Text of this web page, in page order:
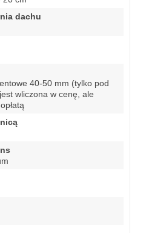
dachu
40-50 mm (tylko pod
wliczona w cenę, ale